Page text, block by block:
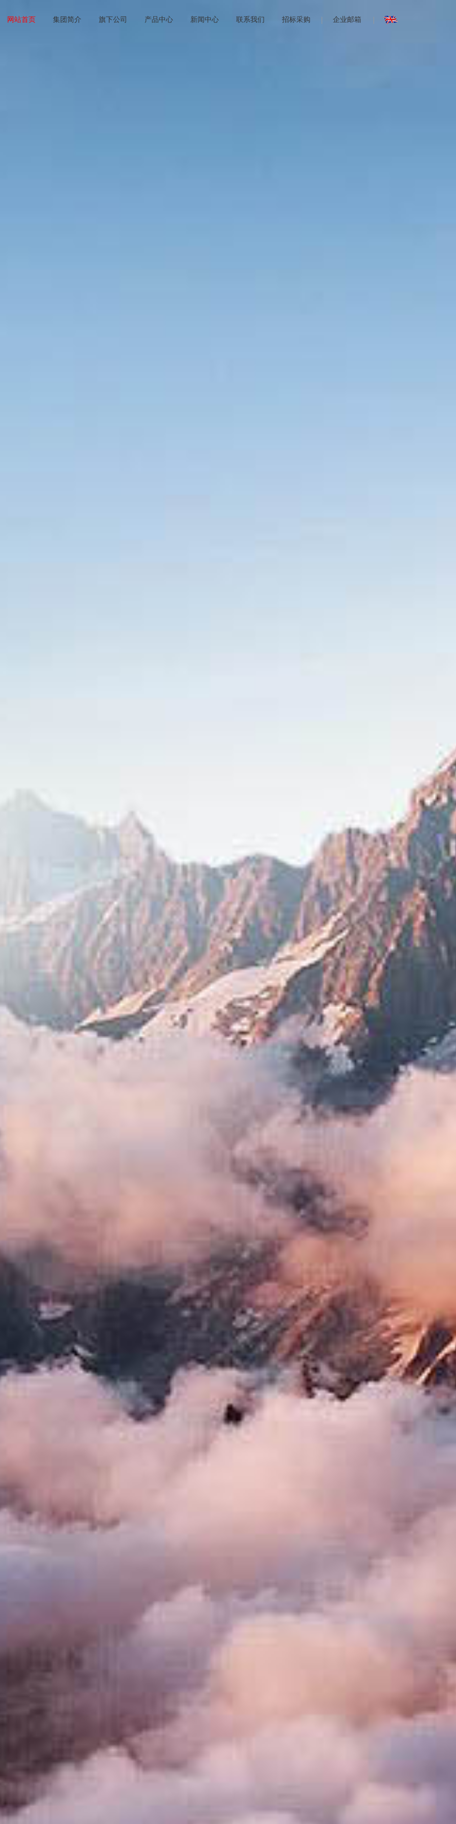
网站首页 集团简介 旗下公司 产品中心 新闻中心 联系我们 招标采购 企业邮箱